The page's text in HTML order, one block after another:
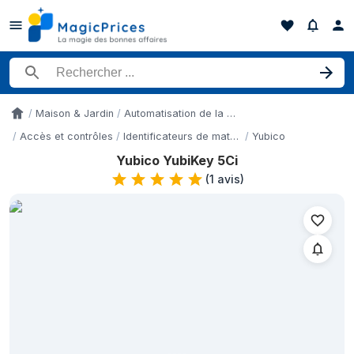
Rechercher un produit
AccueilMaison & Jardin
Automatisation de la maison et sécurité
Accès et contrôles
Identificateurs de matériel Yubico
Yubico YubiKey 5Ci
(1 avis)
Historique des prix de Yubico YubiKey 5Ci sur les 3 derniers
Date
4 mai 2026